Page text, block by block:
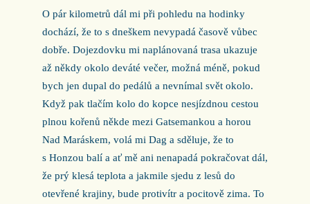
O pár kilometrů dál mi při pohledu na hodinky
dochází, že to s dneškem nevypadá časově vůbec
dobře. Dojezdovku mi naplánovaná trasa ukazuje
až někdy okolo deváté večer, možná méně, pokud
bych jen dupal do pedálů a nevnímal svět okolo.
Když pak tlačím kolo do kopce nesjízdnou cestou
plnou kořenů někde mezi Gatsemankou a horou
Nad Maráskem, volá mi Dag a sděluje, že to
s Honzou balí a ať mě ani nenapadá pokračovat dál,
že prý klesá teplota a jakmile sjedu z lesů do
otevřené krajiny, bude protivítr a pocitově zima. To